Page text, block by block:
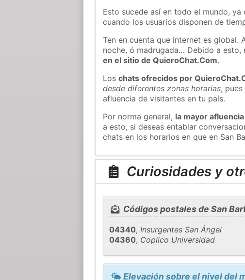
Esto sucede así en todo el mundo,
cuando los usuarios disponen de
Ten en cuenta que internet es global.
noche, ó madrugada… Debido a esto,
en el sitio de QuieroChat.Com.
Loschats ofrecidos por
desde diferentes zonas horarias,
afluencia de visitantes en tu país.
Por norma general, la mayor
a esto, si deseas entablar
chats en los horarios en que en San
Curiosidades y
Códigos postales de San
04340,Insurgentes San Ángel
04360, Copilco Universidad
Elevación sobre el nivel del